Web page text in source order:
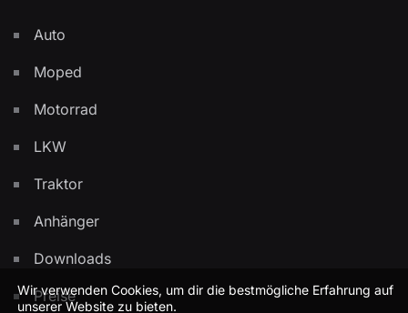
Auto
Moped
Motorrad
LKW
Traktor
Anhänger
Downloads
Preise
Wir verwenden Cookies, um dir die bestmögliche Erfahrung auf
unserer Website zu bieten.